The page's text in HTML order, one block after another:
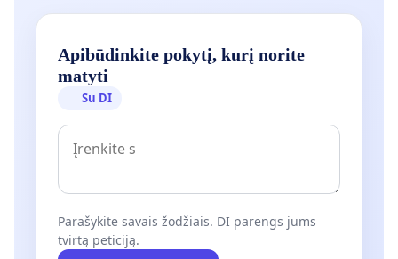
Apibūdinkite pokytį, kurį norite
matyti
Su DI
Parašykite savais žodžiais. DI parengs jums
tvirtą peticiją.